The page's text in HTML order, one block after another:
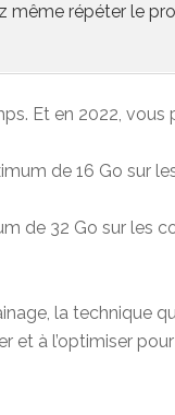
même répéter le
Et en 2022, vous
de 16 Go sur
de 32 Go sur les
la technique
et à l’optimiser